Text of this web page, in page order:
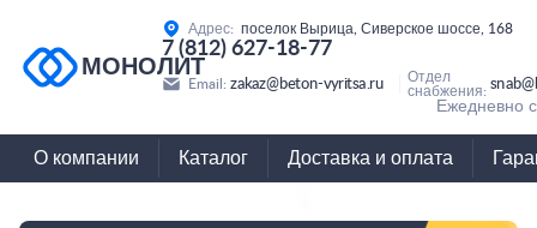
МОНОЛИТ
Адрес: поселок Вырица, Сиверское шоссе, 168
7 (812) 627-18-77
Email: zakaz@beton-vyritsa.ru
Отдел
снабжения:
Ежедневно
О компании Каталог Доставка и оплата